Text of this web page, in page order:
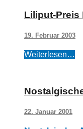
Liliput-Preis
19. Februar 2003
Weiterlesen…
22. Januar 2001